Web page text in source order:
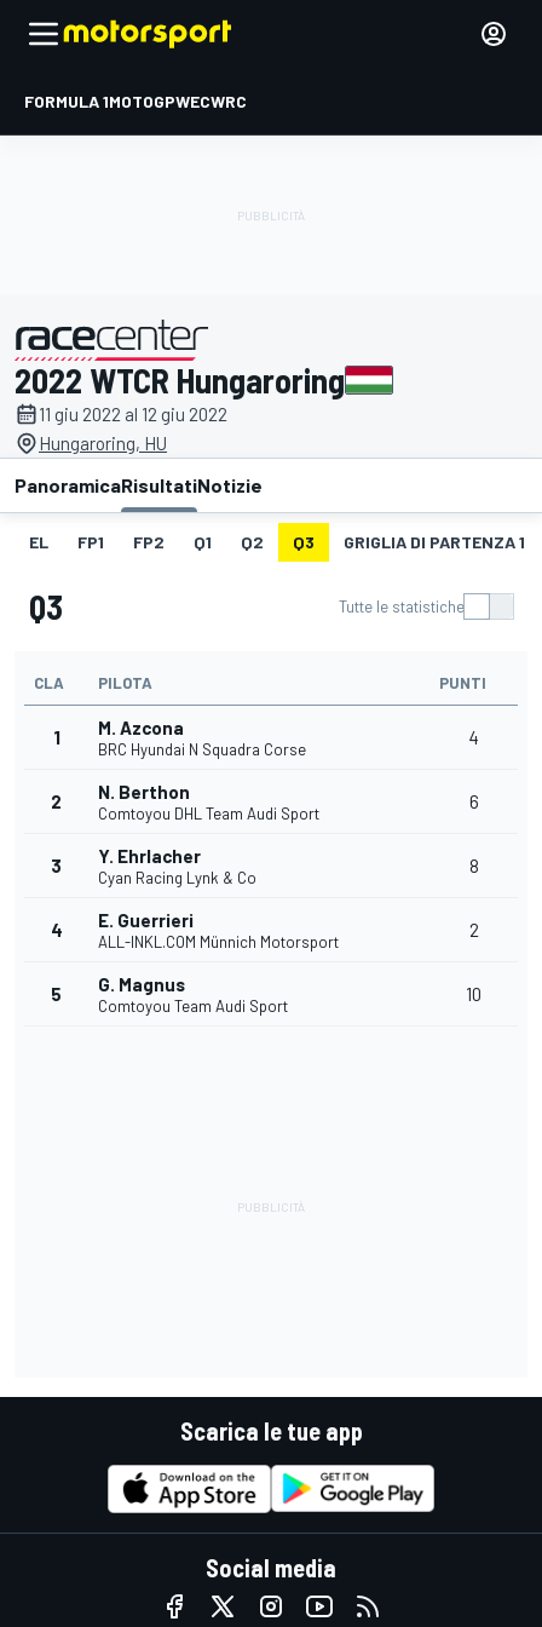
FORMULA 1MOTOGPWECWRC
presentato da
2022 WTCR Hungaroring
11 giu 2022 al 12 giu 2022
Hungaroring, HU
PanoramicaRisultatiNotizie
EL FP1 FP2 Q1 Q2 Q3 GRIGLIA DI PARTENZA 1
Q3 Tutte le statistiche
CLA PILOTA PUNTI
1 M. Azcona
BRC Hyundai N Squadra Corse
4
2 N. Berthon
Comtoyou DHL Team Audi Sport
6
3 Y. Ehrlacher
Cyan Racing Lynk & Co
8
4 E. Guerrieri
ALL-INKL.COM Münnich Motorsport
2
5 G. Magnus
Comtoyou Team Audi Sport
10
Scarica le tue app
Social media